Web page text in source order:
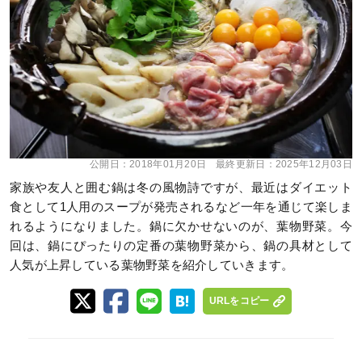
公開日：2018年01月20日 最終更新日： 2025年12月03日
家族や友人と囲む鍋は冬の風物詩ですが、最近はダイエット
食として1人用のスープが発売されるなど一年を通じて楽しま
れるようになりました。鍋に欠かせないのが、葉物野菜。今
回は、鍋にぴったりの定番の葉物野菜から、鍋の具材として
人気が上昇している葉物野菜を紹介していきます。
URLをコピー